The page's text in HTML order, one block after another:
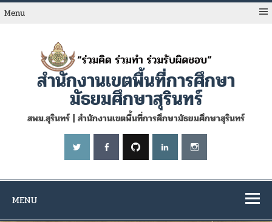
Skip
toMenu
สำนักงานเขตพื้นที่การศึกษา
มัธยมศึกษาสุรินทร์
สพม.สุรินทร์ | สำนักงานเขตพื้นที่การศึกษามัธยมศึกษาสุรินทร์
MENU